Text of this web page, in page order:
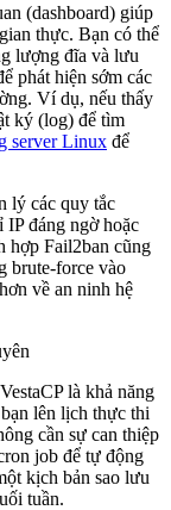
(dashboard) giúp
thực. Bạn có thể
lượng đĩa và lưu
phát hiện sớm các
Ví dụ, nếu thấy
ký (log) để tìm
server Linux để
lý các quy tắc
IP đáng ngờ hoặc
hợp Fail2ban cũng
brute-force vào
về an ninh hệ
là khả năng
lên lịch thực thi
cần sự can thiệp
job để tự động
kịch bản sao lưu
tuần.